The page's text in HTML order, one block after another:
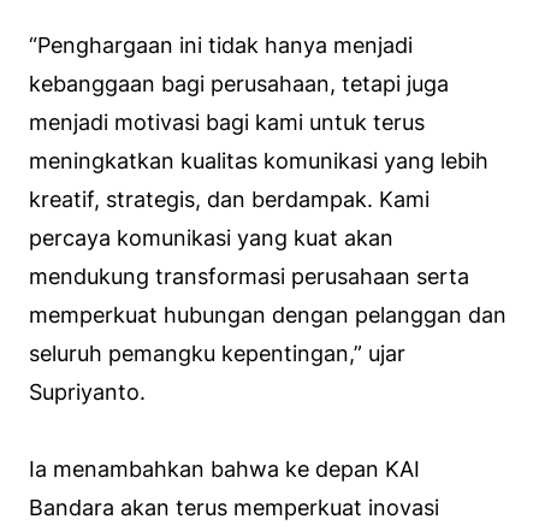
“Penghargaan ini tidak hanya menjadi
kebanggaan bagi perusahaan, tetapi juga
menjadi motivasi bagi kami untuk terus
meningkatkan kualitas komunikasi yang lebih
kreatif, strategis, dan berdampak. Kami
percaya komunikasi yang kuat akan
mendukung transformasi perusahaan serta
memperkuat hubungan dengan pelanggan dan
seluruh pemangku kepentingan,” ujar
Supriyanto.
Ia menambahkan bahwa ke depan KAI
Bandara akan terus memperkuat inovasi